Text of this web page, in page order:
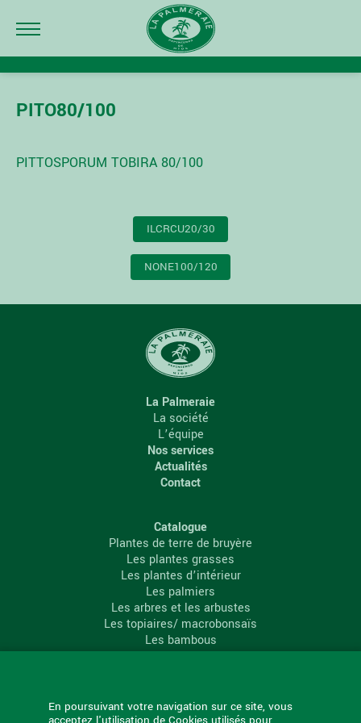
En poursuivant votre navigation sur ce site, vous
PITO80/100
PITTOSPORUM TOBIRA 80/100
ILCRCU20/30
NONE100/120
La Palmeraie
La société
L’équipe
Nos services
Actualités
Contact
Catalogue
Plantes de terre de bruyère
Les plantes grasses
Les plantes d’intérieur
Les palmiers
Les arbres et les arbustes
Les topiaires/ macrobonsaïs
Les bambous
Les conifères
La Palmeraie